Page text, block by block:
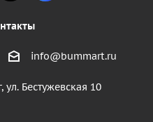
info@bummart.ru
ул. Бестужевская 10